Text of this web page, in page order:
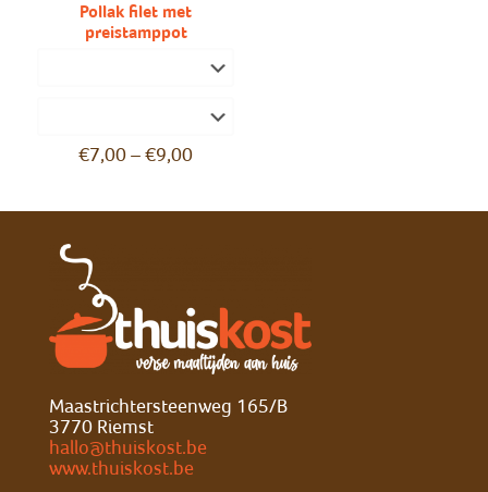
Pollak filet met
preistamppot
€7,00 –€9,00
Maastrichtersteenweg 165/B
3770 Riemst
hallo@thuiskost.be
www.thuiskost.be